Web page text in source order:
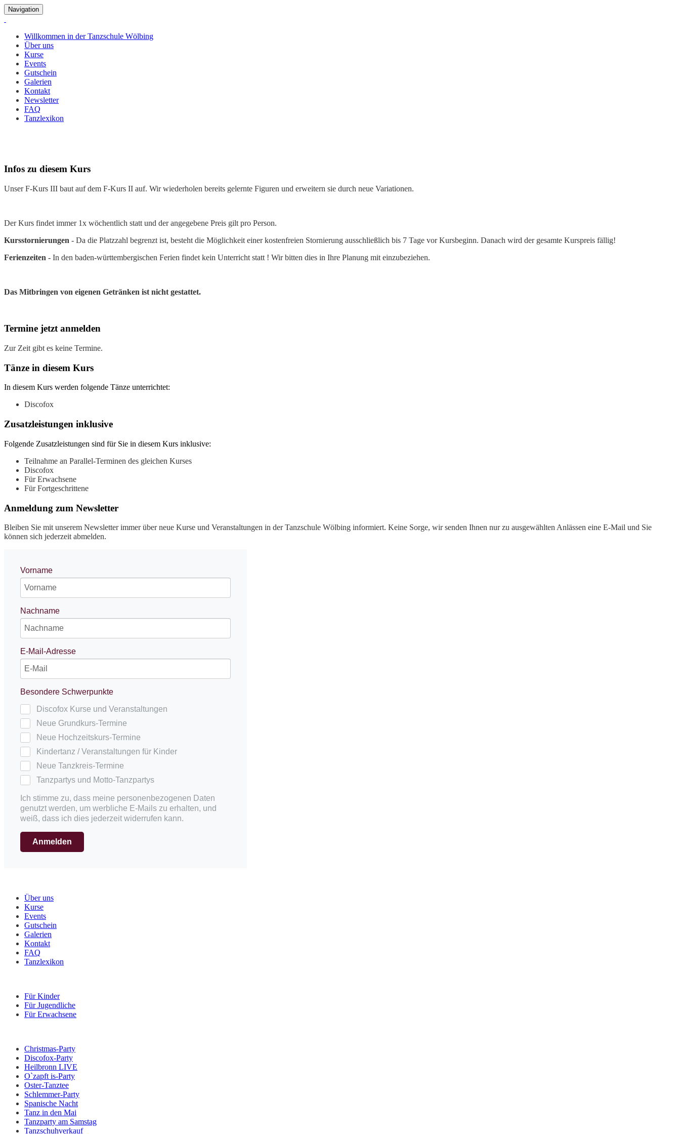
Navigation
Willkommen in der Tanzschule Wölbing
Über uns
Kurse
Events
Gutschein
Galerien
Kontakt
Newsletter
FAQ
Tanzlexikon
Infos zu diesem Kurs
Unser F-Kurs III baut auf dem F-Kurs II auf. Wir wiederholen bereits gelernte Figuren und erweitern sie durch neue Variationen.
Der Kurs findet immer 1x wöchentlich statt und der angegebene Preis gilt pro Person.
Kursstornierungen - Da die Platzzahl begrenzt ist, besteht die Möglichkeit einer kostenfreien Stornierung ausschließlich bis 7 Tage vor Kursbeginn. Danach wird der gesamte Kurspreis fällig!
Ferienzeiten - In den baden-württembergischen Ferien findet kein Unterricht statt ! Wir bitten dies in Ihre Planung mit einzubeziehen.
Das Mitbringen von eigenen Getränken ist nicht gestattet.
Termine jetzt anmelden
Zur Zeit gibt es keine Termine.
Tänze in diesem Kurs
In diesem Kurs werden folgende Tänze unterrichtet:
Discofox
Zusatzleistungen inklusive
Folgende Zusatzleistungen sind für Sie in diesem Kurs inklusive:
Teilnahme an Parallel-Terminen des gleichen Kurses
Discofox
Für Erwachsene
Für Fortgeschrittene
Anmeldung zum Newsletter
Bleiben Sie mit unserem Newsletter immer über neue Kurse und Veranstaltungen in der Tanzschule Wölbing informiert. Keine Sorge, wir senden Ihnen nur zu ausgewählten Anlässen eine E-Mail und Sie
können sich jederzeit abmelden.
Vorname
Nachname
E-Mail-Adresse
Besondere Schwerpunkte
Discofox Kurse und Veranstaltungen
Neue Grundkurs-Termine
Neue Hochzeitskurs-Termine
Kindertanz / Veranstaltungen für Kinder
Neue Tanzkreis-Termine
Tanzpartys und Motto-Tanzpartys
Ich stimme zu, dass meine personenbezogenen Daten
genutzt werden, um werbliche E-Mails zu erhalten, und
weiß, dass ich dies jederzeit widerrufen kann.
Anmelden
Über uns
Kurse
Events
Gutschein
Galerien
Kontakt
FAQ
Tanzlexikon
Für Kinder
Für Jugendliche
Für Erwachsene
Christmas-Party
Discofox-Party
Heilbronn LIVE
O`zapft is-Party
Oster-Tanztee
Schlemmer-Party
Spanische Nacht
Tanz in den Mai
Tanzparty am Samstag
Tanzschuhverkauf